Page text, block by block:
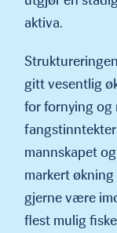
aktiva.
gitt vesentlig
for fornying og
mannskapet
markert
gjerne være
flest mulig